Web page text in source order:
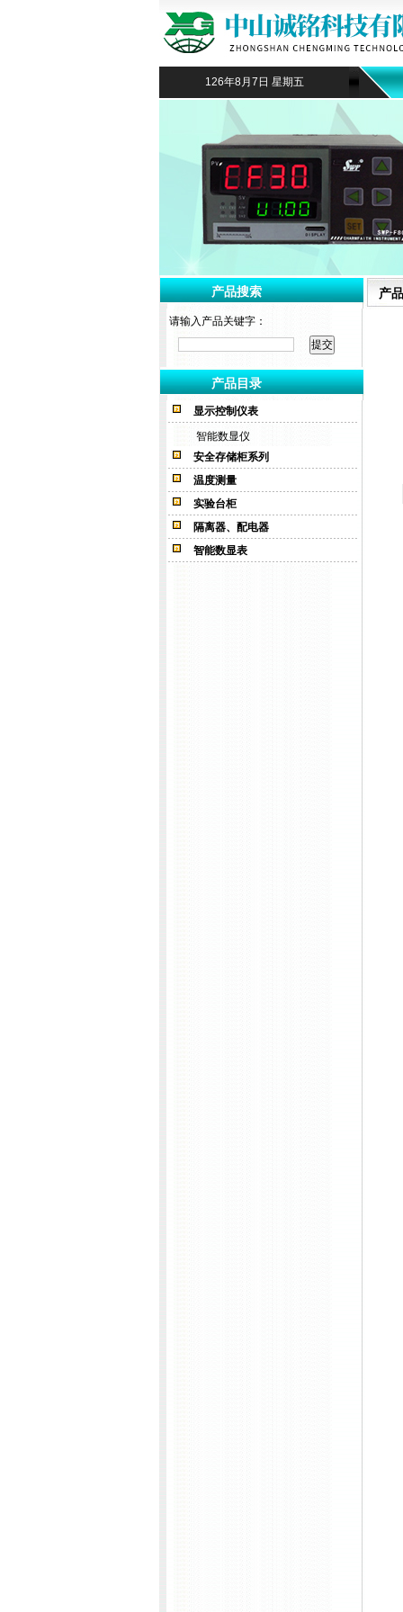
126年8月7日 星期五
产品搜索
请输入产品关键字：
产品目录
显示控制仪表
智能数显仪
安全存储柜系列
温度测量
实验台柜
隔离器、配电器
智能数显表
产